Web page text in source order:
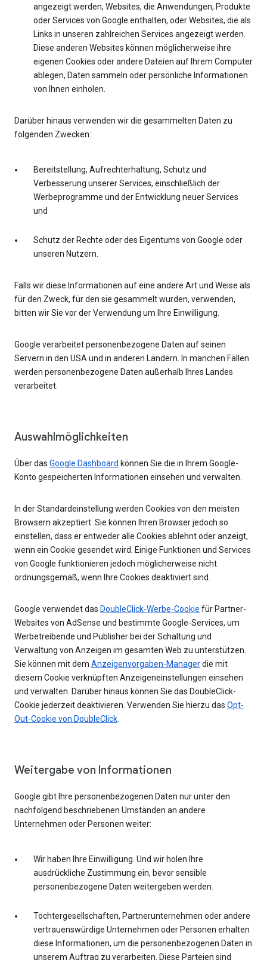
angezeigt werden, Websites, die Anwendungen, Produkte
oder Services von Google enthalten, oder Websites, die als
Links in unseren zahlreichen Services angezeigt werden.
Diese anderen Websites können möglicherweise ihre
eigenen Cookies oder andere Dateien auf Ihrem Computer
ablegen, Daten sammeln oder persönliche Informationen
von Ihnen einholen.
Darüber hinaus verwenden wir die gesammelten Daten zu
folgenden Zwecken:
Bereitstellung, Aufrechterhaltung, Schutz und
Verbesserung unserer Services, einschließlich der
Werbeprogramme und der Entwicklung neuer Services
und
Schutz der Rechte oder des Eigentums von Google oder
unseren Nutzern.
Falls wir diese Informationen auf eine andere Art und Weise als
für den Zweck, für den sie gesammelt wurden, verwenden,
bitten wir Sie vor der Verwendung um Ihre Einwilligung.
Google verarbeitet personenbezogene Daten auf seinen
Servern in den USA und in anderen Ländern. In manchen Fällen
werden personenbezogene Daten außerhalb Ihres Landes
verarbeitet.
Auswahlmöglichkeiten
Über das Google Dashboard können Sie die in Ihrem Google-
Konto gespeicherten Informationen einsehen und verwalten.
In der Standardeinstellung werden Cookies von den meisten
Browsern akzeptiert. Sie können Ihren Browser jedoch so
einstellen, dass er entweder alle Cookies ablehnt oder anzeigt,
wenn ein Cookie gesendet wird. Einige Funktionen und Services
von Google funktionieren jedoch möglicherweise nicht
ordnungsgemäß, wenn Ihre Cookies deaktiviert sind.
Google verwendet das DoubleClick-Werbe-Cookie für Partner-
Websites von AdSense und bestimmte Google-Services, um
Werbetreibende und Publisher bei der Schaltung und
Verwaltung von Anzeigen im gesamten Web zu unterstützen.
Sie können mit dem Anzeigenvorgaben-Managerdie mit
diesem Cookie verknüpften Anzeigeneinstellungen einsehen
und verwalten. Darüber hinaus können Sie das DoubleClick-
Cookie jederzeit deaktivieren. Verwenden Sie hierzu das Opt-
Out-Cookie von DoubleClick
Weitergabe von Informationen
Google gibt Ihre personenbezogenen Daten nur unter den
nachfolgend beschriebenen Umständen an andere
Unternehmen oder Personen weiter:
Wir haben Ihre Einwilligung. Und wir holen Ihre
ausdrückliche Zustimmung ein, bevor sensible
personenbezogene Daten weitergeben werden.
Tochtergesellschaften, Partnerunternehmen oder andere
vertrauenswürdige Unternehmen oder Personen erhalten
diese Informationen, um die personenbezogenen Daten in
unserem Auftrag zu verarbeiten. Diese Parteien sind